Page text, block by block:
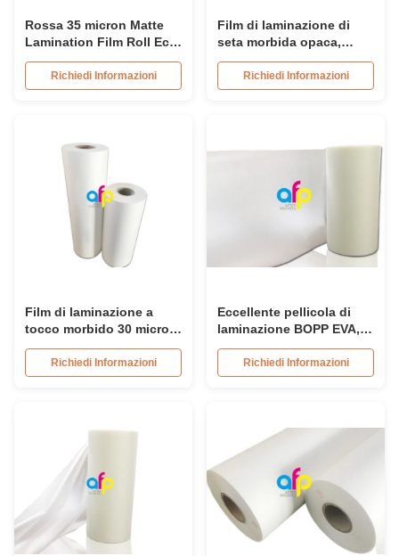
Rossa 35 micron Matte
Lamination Film Roll Eco
Friendly Soft Touch
MaterialRichiedi Informazioni
Film di laminazione di
seta morbida opaca,
cartone trasparente /
rollo di film di
laminazione di carta
Richiedi Informazioni
Film di laminazione a
tocco morbido 30 micron
per la laminazione di
imballaggi di lusso
Richiedi Informazioni
Eccellente pellicola di
laminazione BOPP EVA,
pellicola di laminazione
UV vellutata approvata
SGS
Richiedi Informazioni